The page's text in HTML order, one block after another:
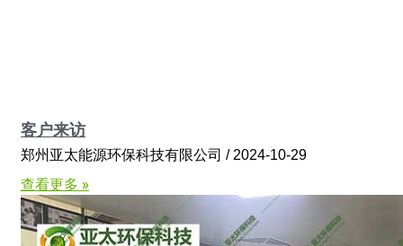
客户来访
郑州亚太能源环保科技有限公司 2024-10-29
查看更多 »